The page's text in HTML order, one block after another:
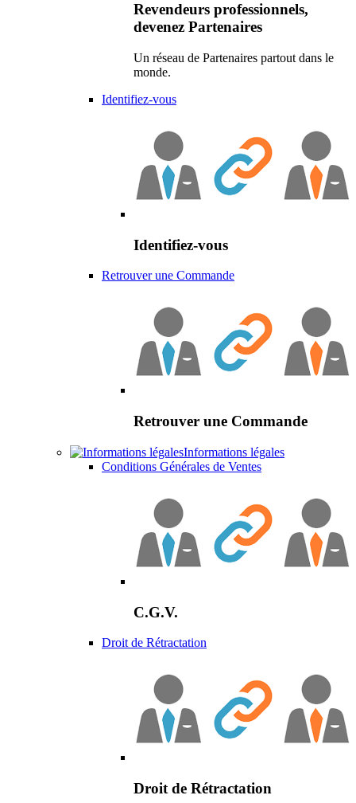
Revendeurs professionnels,
devenez Partenaires
Un réseau de Partenaires partout dans le
monde.
Identifiez-vous
Identifiez-vous
Retrouver une Commande
Retrouver une Commande
Informations légales
Conditions Générales de Ventes
C.G.V.
Droit de Rétractation
Droit de Rétractation